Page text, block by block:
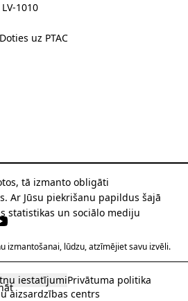
1010
Doties uz PTAC
iestatījumiPrivātuma politika
aizsardzības centrs
tā izmanto obligāti
Ar Jūsu piekrišanu papildus šajā
statistikas un sociālo mediju
izmantošanai, lūdzu, atzīmējiet savu izvēli.